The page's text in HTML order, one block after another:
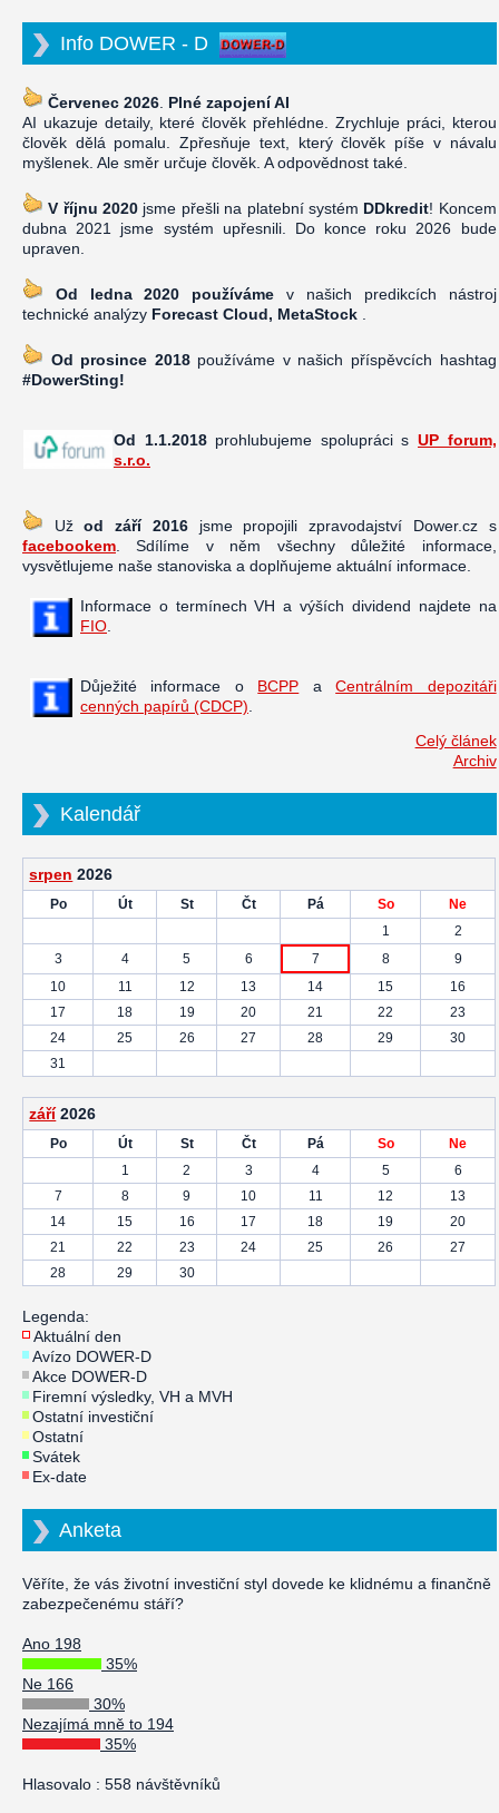
Info DOWER - D
Červenec 2026 Plné zapojení AI
AI ukazuje detaily, které člověk přehlédne. Zrychluje práci, kterou
člověk dělá pomalu. Zpřesňuje text, který člověk píše v návalu
myšlenek. Ale směr určuje člověk. A odpovědnost také.
V říjnu 2020 jsme přešli na platební systém DDkredit! Koncem
dubna 2021 jsme systém upřesnili. Do konce roku 2026 bude
upraven.
Od ledna 2020 používáme v našich predikcích nástroj
technické analýzy Forecast Cloud, MetaStock
Od prosince 2018používáme v našich příspěvcích hashtag
#DowerSting!
Od 1.1.2018prohlubujeme spolupráci sUP forum,
s.r.o.
Užod září 2016jsme propojili zpravodajství Dower.cz s
facebookem . Sdílíme v něm všechny důležité informace,
vysvětlujeme naše stanoviska a doplňujeme aktuální informace.
Informace o termínech VH a výších dividend najdete na
FIO
Důježité informace o BCPP aCentrálním depozitáři
cenných papírů (CDCP)
Celý článek
Archiv
Kalendář
srpen 2026
Po Út St Čt Pá So
Ne
1
2
3
4 5 6 7 8
9
10
11 12 13 14 15
16
17
18 19 20 21 22
23
24
25 26 27 28 29
30
31
září 2026
Po Út St Čt Pá So
Ne
1
2 3 4 5
6
7
8 9 10 11 12
13
14
15 16 17 18 19
20
21
22 23 24 25 26
27
28
29 30
Legenda:
Aktuální den
Avízo DOWER-D
Akce DOWER-D
Firemní výsledky, VH a MVH
Ostatní investiční
Ostatní
Svátek
Ex-date
Anketa
Věříte, že vás životní investiční styl dovede ke klidnému a finančně
zabezpečenému stáří?
Ano 198
35%
Ne 166
30%
Nezajímá mně to 194
35%
Hlasovalo : 558 návštěvníků